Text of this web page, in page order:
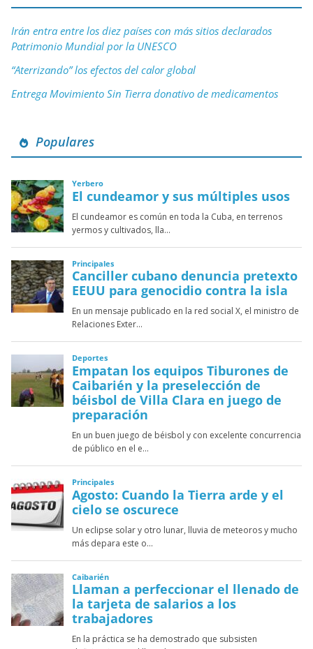
Irán entra entre los diez países con más sitios declarados
Patrimonio Mundial por la UNESCO
“Aterrizando” los efectos del calor global
Entrega Movimiento Sin Tierra donativo de medicamentos
Populares